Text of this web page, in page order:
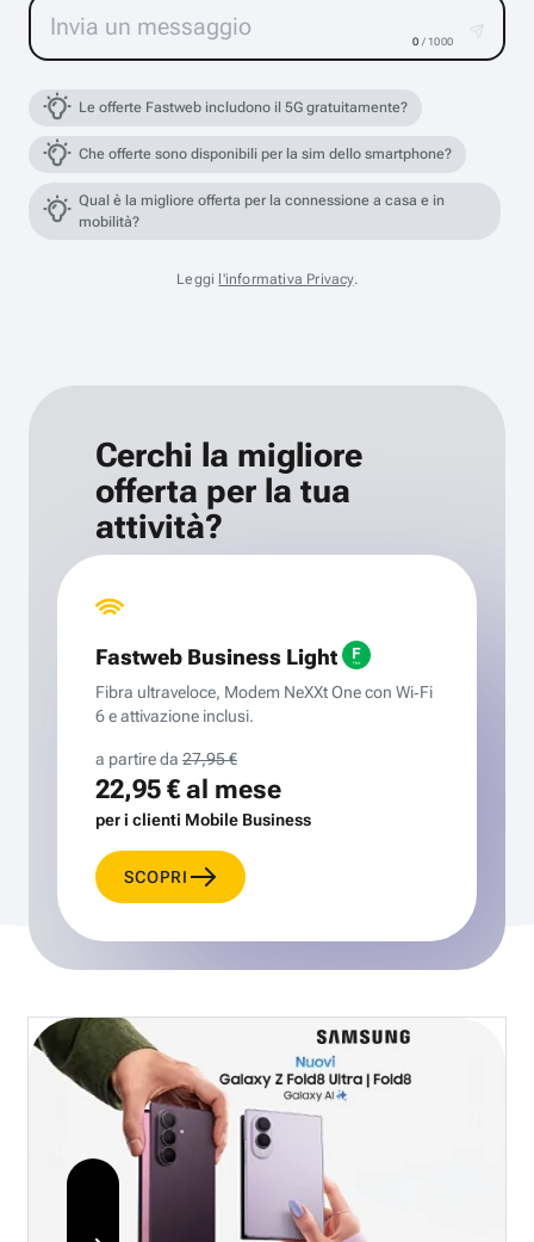
0 / 1000
Le offerte Fastweb includono il 5G gratuitamente?
Che offerte sono disponibili per la sim dello smartphone?
Qual è la migliore offerta per la connessione a casa e in
mobilità?
Leggi l'informativa Privacy.
Cerchi la migliore
offerta per la tua
attività?
Fastweb Business Light
Fibra ultraveloce, Modem NeXXt One con Wi‑Fi
6 e attivazione inclusi.
a partire da 27,95 €
22,95 €al mese
per i clienti Mobile Business
SCOPRI